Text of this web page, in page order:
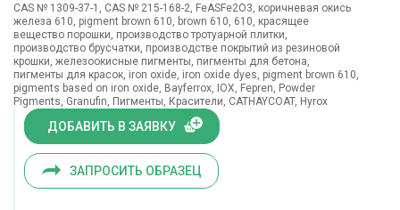
CAS № 1309-37-1, CAS № 215-168-2, FeASFe2O3, коричневая окись
железа 610, pigment brown 610, brown 610, 610, красящее
вещество порошки, производство тротуарной плитки,
производство брусчатки, производстве покрытий из резиновой
крошки, железоокисные пигменты, пигменты для бетона,
пигменты для красок, iron oxide, iron oxide dyes, pigment brown 610,
pigments based on iron oxide, Bayferrox, IOX, Fepren, Powder
Pigments, Granufin, Пигменты, Красители, CATHAYCOAT, Hyrox
ДОБАВИТЬ В ЗАЯВКУ
ЗАПРОСИТЬ ОБРАЗЕЦ